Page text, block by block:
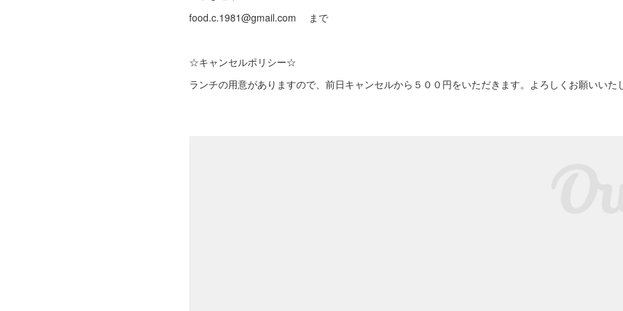
food.c.1981@gmail.com まで
☆キャンセルポリシー☆
ランチの用意がありますので、前日キャンセルから５００円をいただきます。よろしくお願いいた